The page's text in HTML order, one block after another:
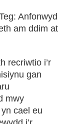
Anfonwyd
am ddim at
recriwtio i’r
gan
mwy
cael eu